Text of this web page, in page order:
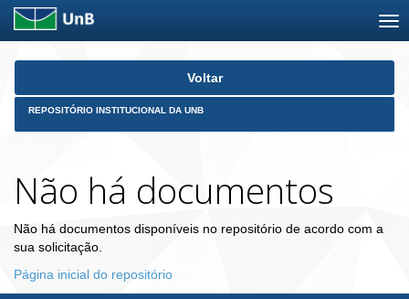
Skip
Voltar
REPOSITÓRIO INSTITUCIONAL DA UNB
Não há documentos
Não há documentos disponíveis no repositório de acordo com a
sua solicitação.
Página inicial do repositório